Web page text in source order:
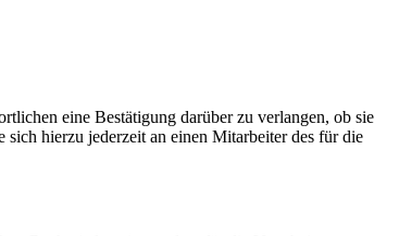
eine Bestätigung darüber zu verlangen, ob sie
sich hierzu jederzeit an einen Mitarbeiter des für die